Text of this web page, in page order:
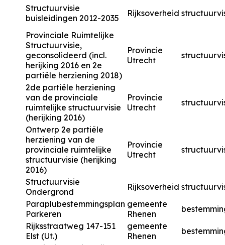
Structuurvisie
buisleidingen 2012-2035
Rijksoverheid
Provinciale Ruimtelijke
Structuurvisie,
geconsolideerd (incl.
herijking 2016 en 2e
partiële herziening 2018)
Provincie
Utrecht
2de partiële herziening
van de provinciale
ruimtelijke structuurvisie
(herijking 2016)
Provincie
Utrecht
Ontwerp 2e partiële
herziening van de
provinciale ruimtelijke
structuurvisie (herijking
2016)
Provincie
Utrecht
Structuurvisie
Ondergrond
Rijksoverheid
Paraplubestemmingsplan
Parkeren
gemeente
Rhenen
Rijksstraatweg 147-151
Elst (Ut.)
gemeente
Rhenen